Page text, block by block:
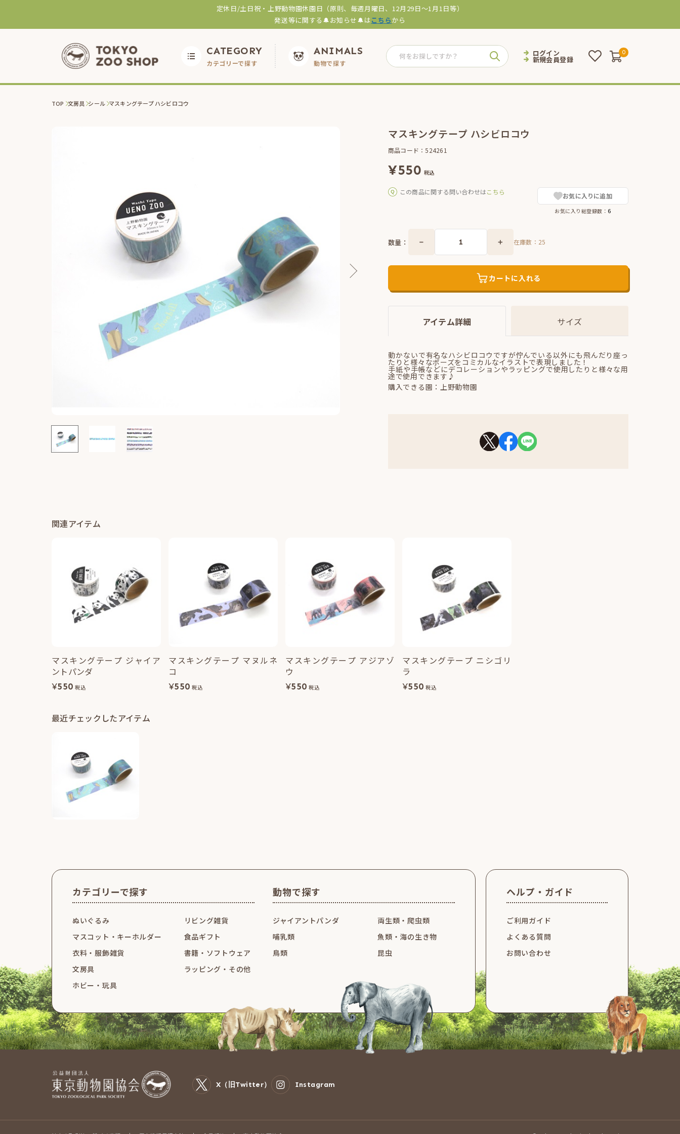
定休日/土日祝・上野動物園休園日（原則、毎週月曜日、12月29日～1月1日等）
発送等に関する🔔お知らせ🔔はこちらから
CATEGORY
カテゴリーで探す
ANIMALS
動物で探す
ログイン
新規会員登録
0
TOP 文房具 シール マスキングテープ ハシビロコウ
マスキングテープ ハシビロコウ
商品コード：524261
¥550 税込
この商品に関する問い合わせはこちら お気に入りに追加
お気に入り総登録数： 6
数量： 在庫数： 25
カートに入れる
アイテム詳細 サイズ
動かないで有名なハシビロコウですが佇んでいる以外にも飛んだり座っ
たりと様々なポーズをコミカルなイラストで表現しました！
手紙や手帳などにデコレーションやラッピングで使用したりと様々な用
途で使用できます♪
購入できる園：上野動物園
関連アイテム
マスキングテープ ジャイア
ントパンダ
¥550 税込
マスキングテープ マヌルネ
コ
¥550 税込
マスキングテープ アジアゾ
ウ
¥550 税込
マスキングテープ ニシゴリ
ラ
¥550 税込
最近チェックしたアイテム
カテゴリーで探す
ぬいぐるみ
マスコット・ キーホルダー
衣料・服飾雑貨
文房具
ホビー・玩具
リビング雑貨
食品ギフト
書籍・ソフトウェア
ラッピング・その他
動物で探す
ジャイアントパンダ
哺乳類
鳥類
両生類・爬虫類
魚類・海の生き物
昆虫
ヘルプ・ガイド
ご利用ガイド
よくある質問
お問い合わせ
X（旧Twitter） Instagram